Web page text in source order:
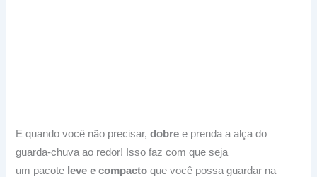
E quando você não precisar,dobre e prenda a alça do
guarda-chuva ao redor! Isso faz com que seja
um pacote leve e compacto que você possa guardar na